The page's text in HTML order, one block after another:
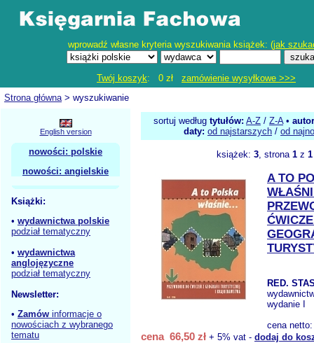
wprowadź własne kryteria wyszukiwania książek: (jak
Twój koszyk: 0 zł zamówienie wysyłkowe >>>
Strona główna> wyszukiwanie
English version
nowości: polskie
nowości: angielskie
Książki:
• wydawnictwa polskie
podział tematyczny
• wydawnictwa
anglojęzyczne
podział tematyczny
Newsletter:
• Zamów informacje o
nowościach z wybranego
tematu
sortuj według tytułów: A-Z / Z-A•
daty: od najstarszych / od
książek: 3, strona 1 z 1
A TO
RED.
wydanie I
cena
cena 66,50 zł + 5% vat - dodaj do